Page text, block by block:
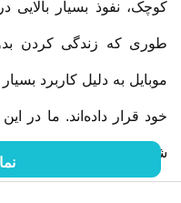
کوچک، نفوذ بسیار
طوری که زندگی کردن
موبایل به دلیل کاربرد
خود قرار داده‌اند. ما در
شما را با گوشی موبایل و